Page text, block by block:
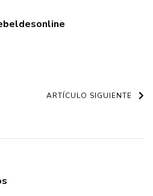
ARTÍCULO SIGUIENTE